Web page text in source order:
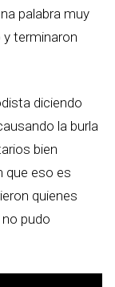
palabra muy
y terminaron
diciendo
la burla
bien
que eso es
quienes
pudo